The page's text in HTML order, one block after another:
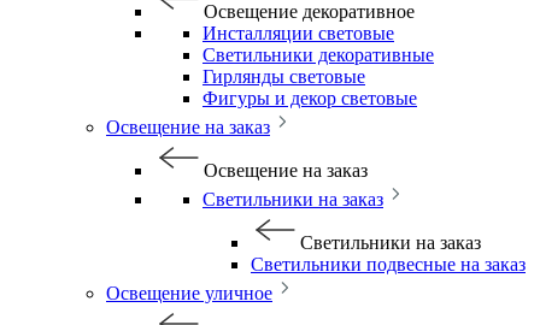
Освещение декоративное
Инсталляции световые
Светильники декоративные
Гирлянды световые
Фигуры и декор световые
Освещение на заказ
Освещение на заказ
Светильники на заказ
Светильники на заказ
Светильники подвесные на заказ
Освещение уличное